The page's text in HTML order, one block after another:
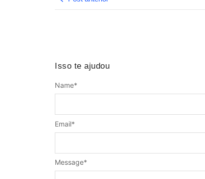
Isso te ajudou
Message*
Name*
Email*